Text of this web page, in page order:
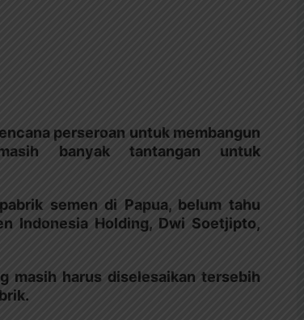
perseroan untuk membangun
banyak tantangan untuk
semen di Papua, belum tahu
Indonesia Holding, Dwi Soetjipto,
masih harus diselesaikan tersebih